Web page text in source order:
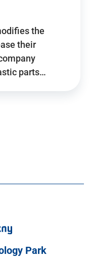
the
their
parts…
Park